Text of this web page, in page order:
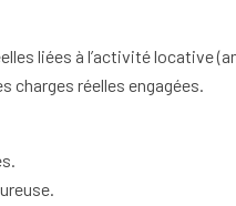
liées à l’activité locative
réelles engagées.